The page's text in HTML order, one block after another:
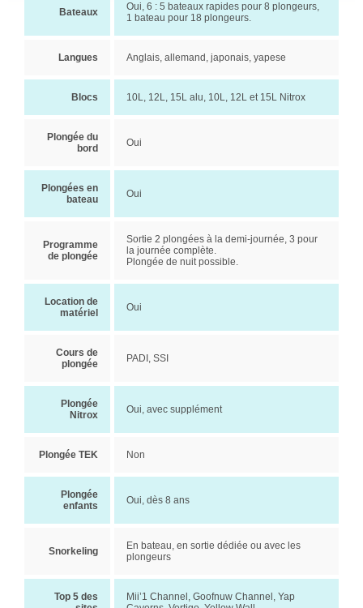
Bateaux
Oui, 6 : 5 bateaux rapides pour 8 plongeurs,
1 bateau pour 18 plongeurs.
Langues Anglais, allemand, japonais, yapese
Blocs 10L, 12L, 15L alu, 10L, 12L et 15L Nitrox
Plongée du
bord
Oui
Plongées en
bateau
Oui
Programme
de plongée
Sortie 2 plongées à la demi-journée, 3 pour
la journée complète.
Plongée de nuit possible.
Location de
matériel
Oui
Cours de
plongée
PADI, SSI
Plongée
Nitrox
Oui, avec supplément
Plongée TEK Non
Plongée
enfants
Oui, dès 8 ans
Snorkeling
En bateau, en sortie dédiée ou avec les
plongeurs
Top 5 des
Mii’1 Channel, Goofnuw Channel, Yap